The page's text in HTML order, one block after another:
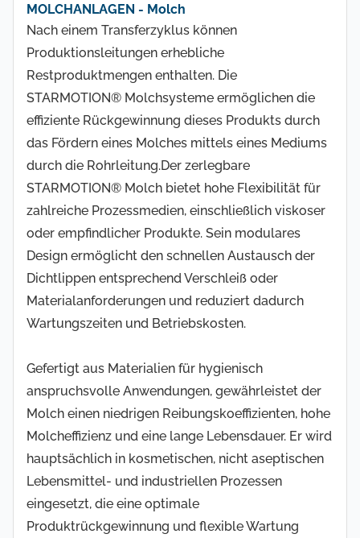
MOLCHANLAGEN - Molch
Nach einem Transferzyklus können
Produktionsleitungen erhebliche
Restproduktmengen enthalten. Die
STARMOTION® Molchsysteme ermöglichen die
effiziente Rückgewinnung dieses Produkts durch
das Fördern eines Molches mittels eines Mediums
durch die Rohrleitung.Der zerlegbare
STARMOTION® Molch bietet hohe Flexibilität für
zahlreiche Prozessmedien, einschließlich viskoser
oder empfindlicher Produkte. Sein modulares
Design ermöglicht den schnellen Austausch der
Dichtlippen entsprechend Verschleiß oder
Materialanforderungen und reduziert dadurch
Wartungszeiten und Betriebskosten.
Gefertigt aus Materialien für hygienisch
anspruchsvolle Anwendungen, gewährleistet der
Molch einen niedrigen Reibungskoeffizienten, hohe
Molcheffizienz und eine lange Lebensdauer. Er wird
hauptsächlich in kosmetischen, nicht aseptischen
Lebensmittel- und industriellen Prozessen
eingesetzt, die eine optimale
Produktrückgewinnung und flexible Wartung